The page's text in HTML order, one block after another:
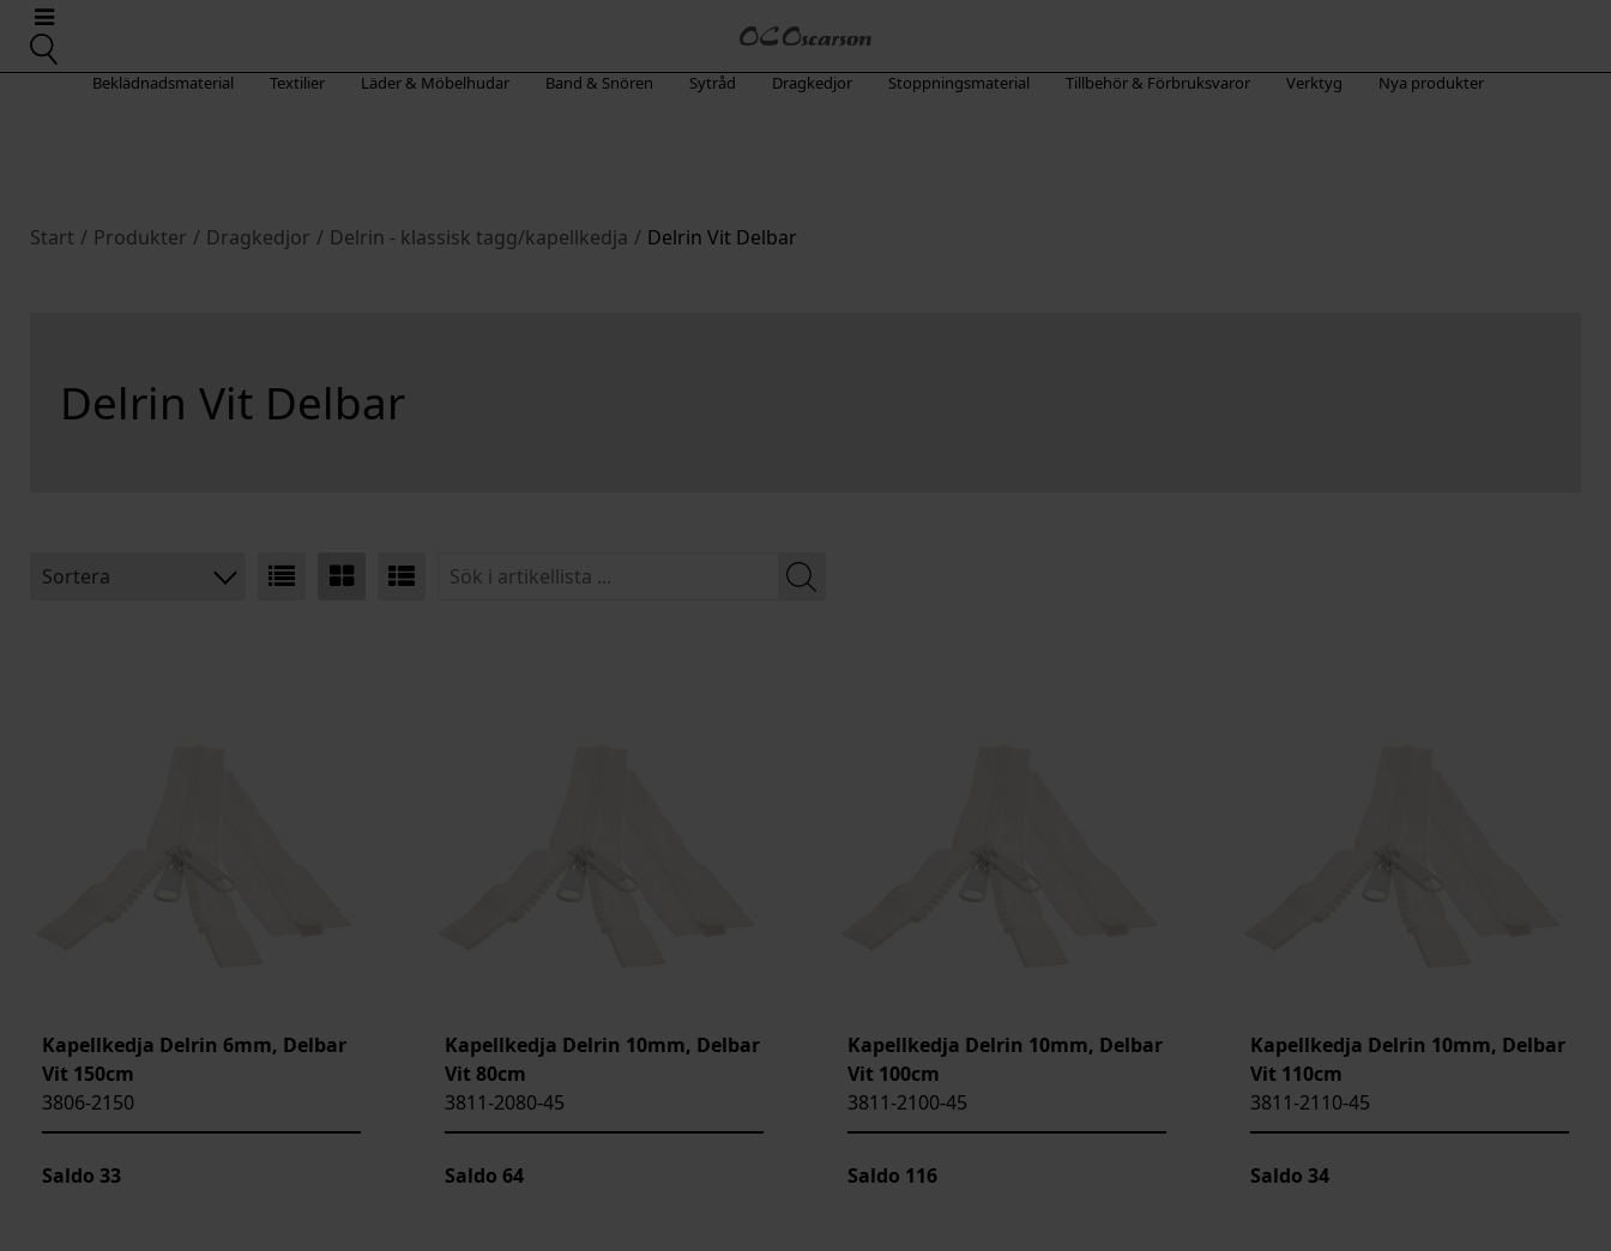
Beklädnadsmaterial Textilier Läder & Möbelhudar Band & Snören Sytråd Dragkedjor Stoppningsmaterial Tillbehör & Förbruksvaror Verktyg Nya produkter
Start / Produkter / Dragkedjor / Delrin - klassisk tagg/kapellkedja / Delrin Vit Delbar
Delrin Vit Delbar
Sortera
Kapellkedja Delrin 6mm, Delbar
Vit 150cm
3806-2150
Saldo 33
Kapellkedja Delrin 10mm, Delbar
Vit 80cm
3811-2080-45
Saldo 64
Kapellkedja Delrin 10mm, Delbar
Vit 100cm
3811-2100-45
Saldo 116
Kapellkedja Delrin 10mm, Delbar
Vit 110cm
3811-2110-45
Saldo 34